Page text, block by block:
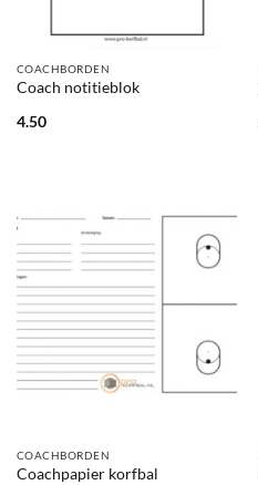
COACHBORDEN
Coach notitieblok
4.50
COACHBORDEN
Coachpapier korfbal